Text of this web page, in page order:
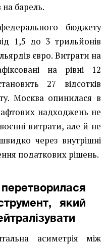
барель.
бюджету
1,5 до 3 трильйонів
євро. Витрати на
на рівні 12
27 відсотків
Москва опинилася в
надходжень не
витрати, але й не
через внутрішні
податкових рішень.
який
асиметрія між